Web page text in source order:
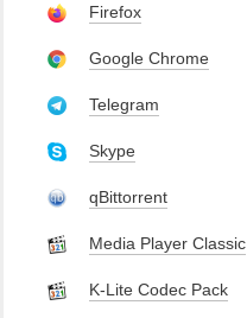
Firefox
Google Chrome
Telegram
Skype
qBittorrent
Media Player Classic
K-Lite Codec Pack